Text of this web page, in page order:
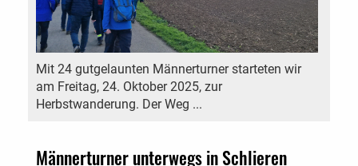
Mit 24 gutgelaunten Männerturner starteten wir
am Freitag, 24. Oktober 2025, zur
Herbstwanderung. Der Weg ...
Männerturner unterwegs in Schlieren